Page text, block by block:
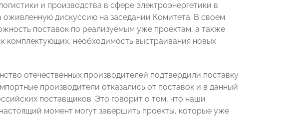
и производства в сфере электроэнергетики в
оживленную дискуссию на заседании Комитета. В своем
поставок по реализуемым уже проектам, а также
комплектующих, необходимость выстраивания новых
отечественных производителей подтвердили поставку
производители отказались от поставок и в данный
поставщиков. Это говорит о том, что наши
момент могут завершить проекты, которые уже